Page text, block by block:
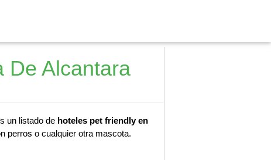
De Alcantara
un listado de hoteles pet friendly en
perros o cualquier otra mascota.